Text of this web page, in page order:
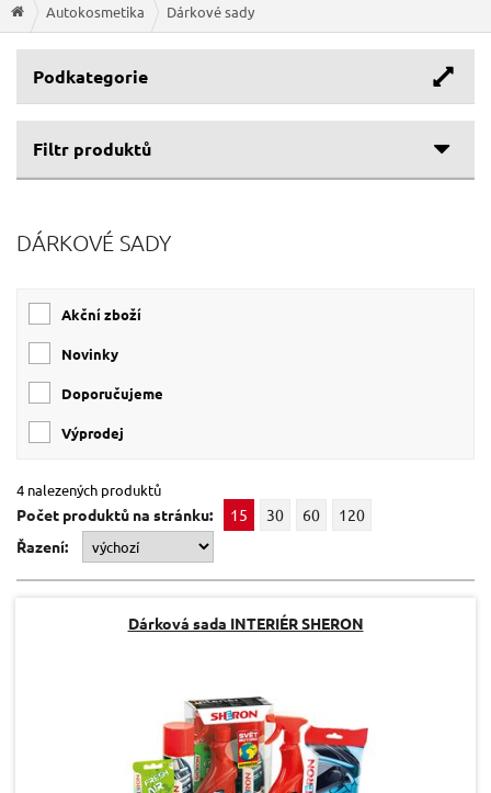
Autokosmetika Dárkové sady
Podkategorie
Filtr produktů
DÁRKOVÉ SADY
Akční zboží
Novinky
Doporučujeme
Výprodej
4 nalezených produktů
Počet produktů na stránku: 15 30 60
120
Řazení:
Dárková sada INTERIÉR SHERON